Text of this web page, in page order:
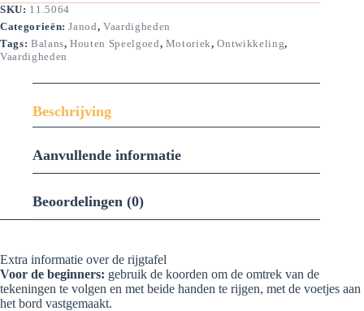
SKU: 11.5064
Categorieën:Janod,Vaardigheden
Tags: Balans,Houten Speelgoed, Motoriek,Ontwikkeling,
Vaardigheden
Beschrijving
Aanvullende informatie
Beoordelingen (0)
Extra informatie over de rijgtafel
Voor de beginners: gebruik de koorden om de omtrek van de
tekeningen te volgen en met beide handen te rijgen, met de voetjes aan
het bord vastgemaakt.